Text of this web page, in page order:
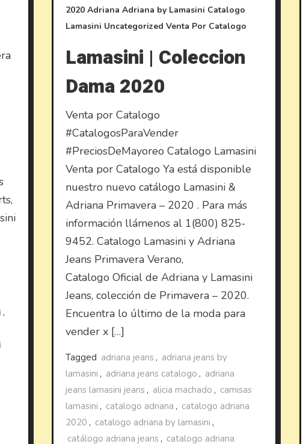
,
2020 Adriana Adriana by Lamasini Catalogo
Lamasini Uncategorized Venta Por Catalogo
Lamasini | Coleccion
Dama 2020
Venta por Catalogo
#CatalogosParaVender
#PreciosDeMayoreo Catalogo Lamasini
Venta por Catalogo Ya está disponible
nuestro nuevo catálogo Lamasini &
Adriana Primavera – 2020 . Para más
información llámenos al 1(800) 825-
9452. Catalogo Lamasini y Adriana
Jeans Primavera Verano,
Catalogo Oficial de Adriana y Lamasini
Jeans, colección de Primavera – 2020.
Encuentra lo último de la moda para
vender x […]
Tagged adriana jeans , adriana jeans by
lamasini , adriana jeans catalogo , adriana
jeans lamasini jeans , alicia machado , camisas
lamasini , catalogo adriana , catalogo adriana
2020 , catalogo adriana by lamasini ,
catálogo adriana jeans , catalogo adriana